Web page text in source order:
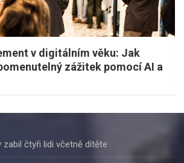
v digitálním věku: Jak
zážitek pomocí AI a
zabil čtyři lidi včetně dítěte